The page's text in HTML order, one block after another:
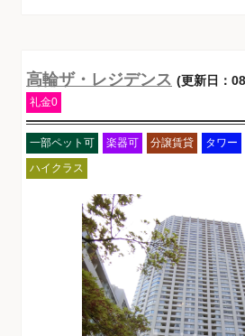
高輪ザ・レジデンス (更新日：
礼金0
一部ペット可 楽器可 分譲賃貸
タワー
ハイクラス